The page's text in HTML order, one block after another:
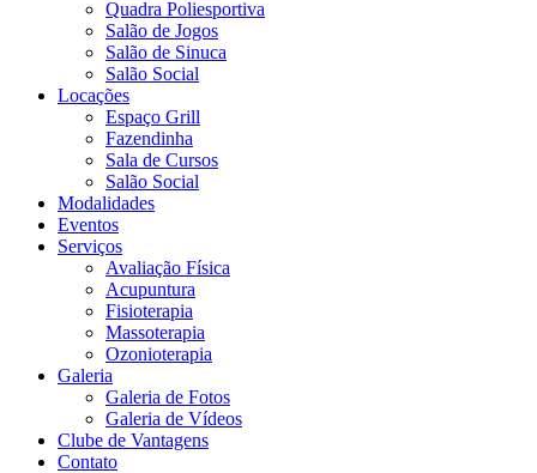
Quadra Poliesportiva
Salão de Jogos
Salão de Sinuca
Salão Social
Locações
Espaço Grill
Fazendinha
Sala de Cursos
Salão Social
Modalidades
Eventos
Serviços
Avaliação Física
Acupuntura
Fisioterapia
Massoterapia
Ozonioterapia
Galeria
Galeria de Fotos
Galeria de Vídeos
Clube de Vantagens
Contato